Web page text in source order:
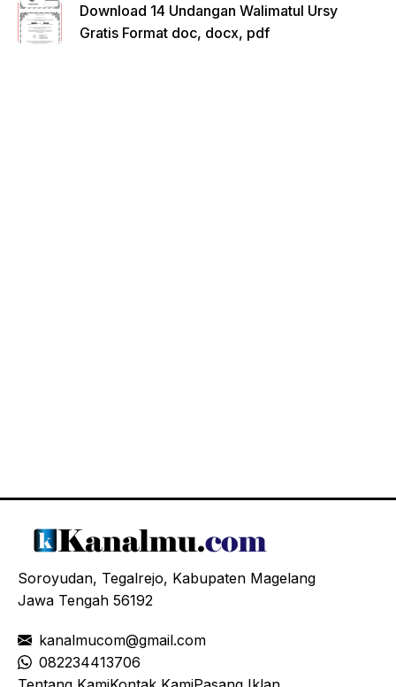
Download 14 Undangan Walimatul Ursy
Gratis Format doc, docx, pdf
Soroyudan, Tegalrejo, Kabupaten Magelang
Jawa Tengah 56192
kanalmucom@gmail.com
082234413706